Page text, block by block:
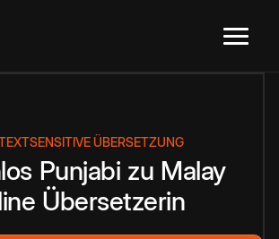
ÜBERSETZUNG
Punjabi zu Malay
Übersetzerin